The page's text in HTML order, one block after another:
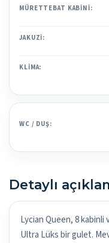
MÜRETTEBAT KABINI:
JAKUZI:
KLIMA:
WC / DUŞ:
Detaylı
Lycian Queen, 8 kabinli
Ultra Lüks bir gulet.